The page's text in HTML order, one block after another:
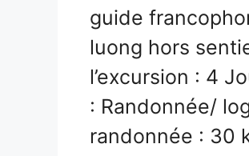
guide
luong hors
l’excursion : 4
: Randonnée/
randonnée : 30